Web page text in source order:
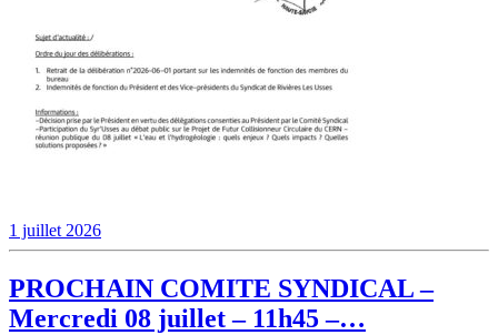
1 juillet 2026
PROCHAIN COMITE SYNDICAL –
Mercredi 08 juillet – 11h45 –…